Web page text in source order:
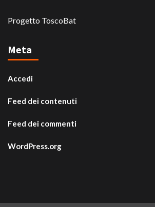
Progetto ToscoBat
Meta
Accedi
Feed dei contenuti
Feed dei commenti
WordPress.org